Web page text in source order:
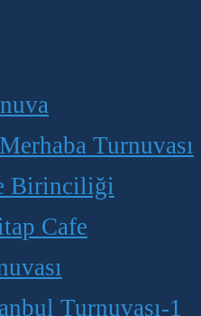
Turnuvası
Birinciliği
Cafe
Turnuvası-1